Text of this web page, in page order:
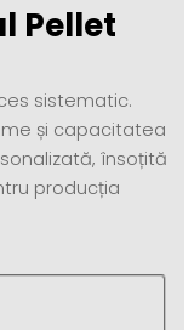
Pellet
sistematic.
și capacitatea
însoțită
producția